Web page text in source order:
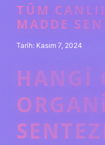
TÜM
MADDE
Tarih: Kasım 7, 2024
HANGI